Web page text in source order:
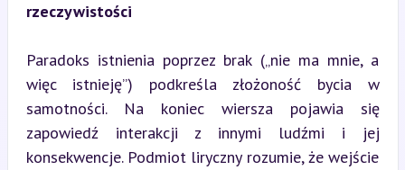
rzeczywistości
Paradoks istnienia poprzez brak („nie ma mnie, a
więc istnieję”) podkreśla złożoność bycia w
samotności. Na koniec wiersza pojawia się
zapowiedź interakcji z innymi ludźmi i jej
konsekwencje. Podmiot liryczny rozumie, że wejście